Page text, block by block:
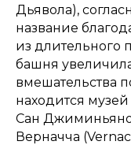
Дьявола),
название
из длительного
башня
вмешательства
находится
Сан Джиминьяно
Верначча